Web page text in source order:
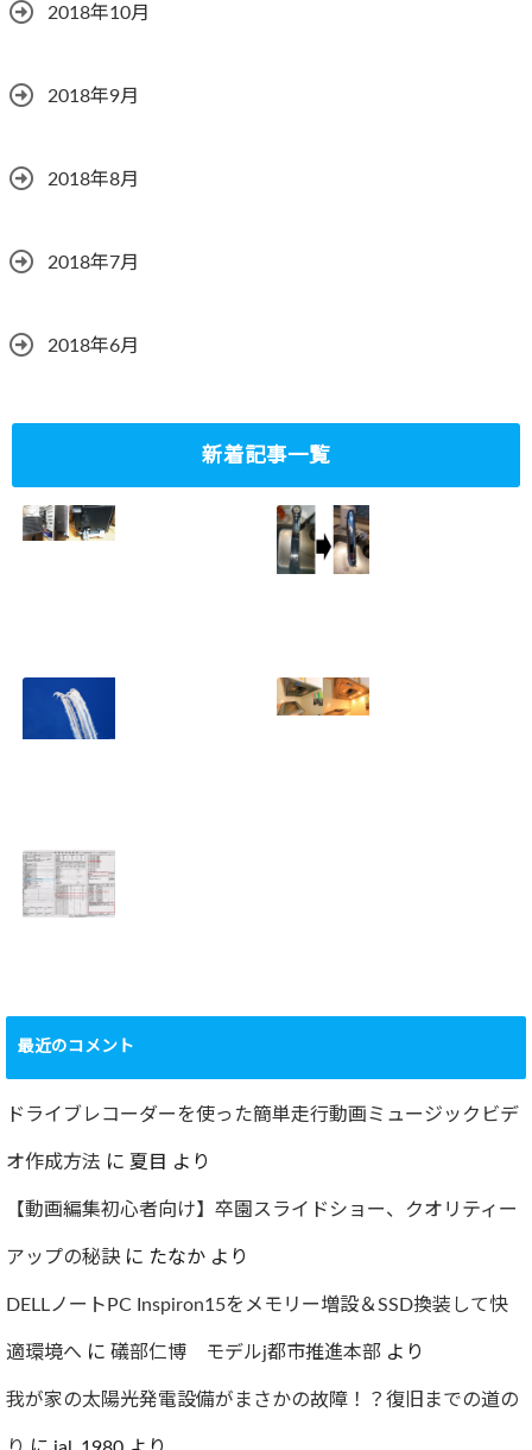
2018年10月
2018年9月
2018年8月
2018年7月
2018年6月
新着記事一覧
ド対応
2023.10.14
チレス水栓にDIY
で交換
撮影方法のレクチ
ャー
2022.12.24
要再検査となって
しまった…
2022.07.30
最近のコメント
ドライブレコーダーを使った簡単走行動画ミュージックビデ
オ作成方法 に 夏目 より
【動画編集初心者向け】卒園スライドショー、クオリティー
アップの秘訣に たなか より
DELLノートPC Inspiron15をメモリー増設＆SSD換装して快
適環境へ に 礒部仁博 モデルj都市推進本部 より
我が家の太陽光発電設備がまさかの故障！？復旧までの道の